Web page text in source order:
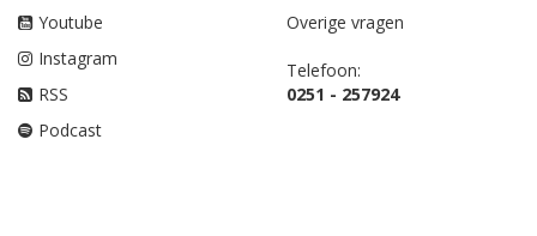
Youtube
Instagram
RSS
Podcast
Overige vragen
Telefoon:
0251 - 257924